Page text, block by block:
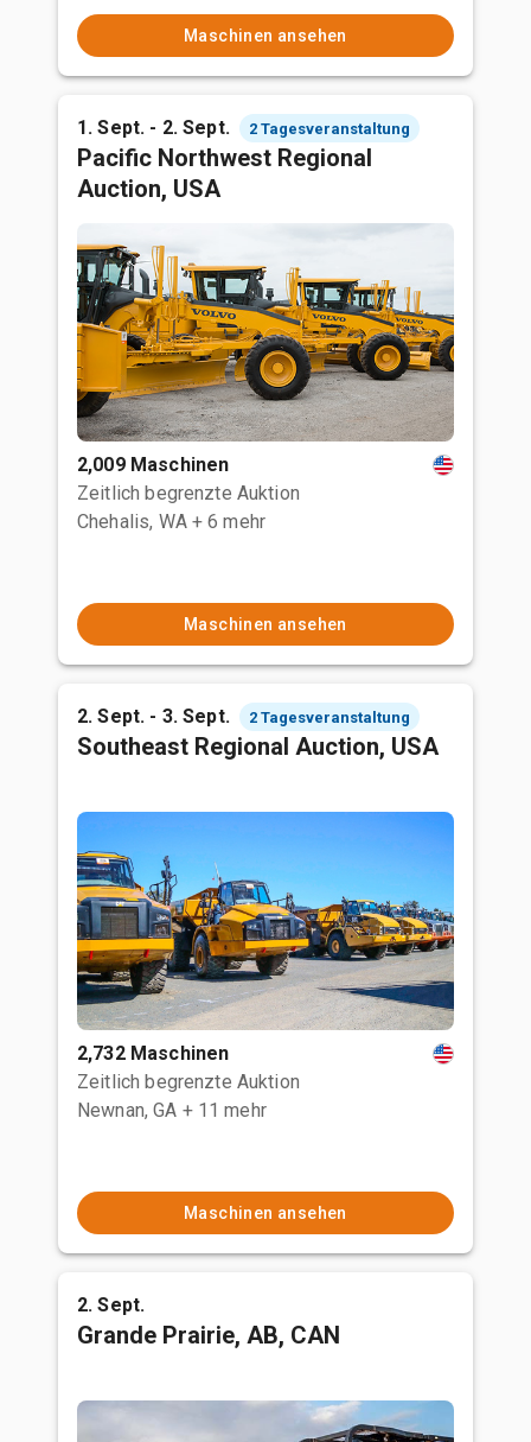
Maschinen ansehen
1. Sept. - 2. Sept. 2 Tagesveranstaltung
Pacific Northwest Regional
Auction, USA
2,009 Maschinen
Zeitlich begrenzte Auktion
Chehalis, WA + 6 mehr
Maschinen ansehen
2. Sept. - 3. Sept. 2 Tagesveranstaltung
Southeast Regional Auction, USA
2,732 Maschinen
Zeitlich begrenzte Auktion
Newnan, GA + 11 mehr
Maschinen ansehen
2. Sept.
Grande Prairie, AB, CAN